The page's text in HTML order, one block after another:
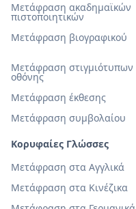
Μετάφραση ακαδημαϊκών
πιστοποιητικών
Μετάφραση βιογραφικού
Μετάφραση στιγμιότυπων
οθόνης
Μετάφραση έκθεσης
Μετάφραση συμβολαίου
Κορυφαίες Γλώσσες
Μετάφραση στα Αγγλικά
Μετάφραση στα Κινέζικα